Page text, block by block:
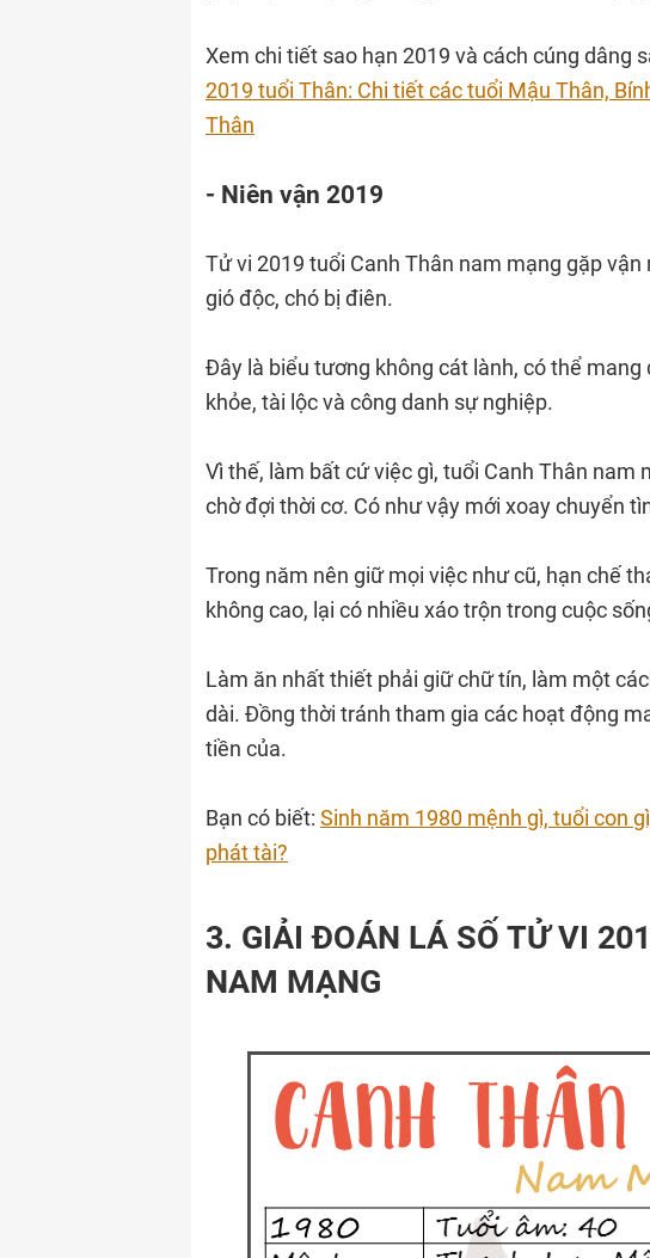
Xem chi tiết sao hạn 2019 và cách cúng dâng
2019 tuổi Thân: Chi tiết các tuổi Mậu Thân,
Thân
- Niên vận 2019
Tử vi 2019 tuổi Canh Thân nam mạng gặp
gió độc, chó bị điên.
Đây là biểu tương không cát lành, có thể
khỏe, tài lộc và công danh sự nghiệp.
Vì thế, làm bất cứ việc gì, tuổi Canh Thân nam
chờ đợi thời cơ. Có như vậy mới xoay chuyển
Trong năm nên giữ mọi việc như cũ, hạn chế
không cao, lại có nhiều xáo trộn trong cuộc
Làm ăn nhất thiết phải giữ chữ tín, làm một
dài. Đồng thời tránh tham gia các hoạt động
tiền của.
Bạn có biết: Sinh năm 1980 mệnh gì, tuổi con
phát tài?
3. GIẢI ĐOÁN LÁ SỐ TỬ VI
NAM MẠNG